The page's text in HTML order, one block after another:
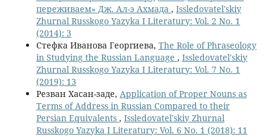
переживаем» Дж. Ал-э Ахмада , Issledovatel'skiy
Zhurnal Russkogo Yazyka I Literatury: Vol. 2 No. 1
(2014): 3
Стефка Иванова Георгиева, The Role of Phraseology
in Studying the Russian Language , Issledovatel'skiy
Zhurnal Russkogo Yazyka I Literatury: Vol. 7 No. 1
(2019): 13
Резван Хасан-заде, Application of Proper Nouns as
Terms of Address in Russian Compared to their
Persian Equivalents , Issledovatel'skiy Zhurnal
Russkogo Yazyka I Literatury: Vol. 6 No. 1 (2018): 11